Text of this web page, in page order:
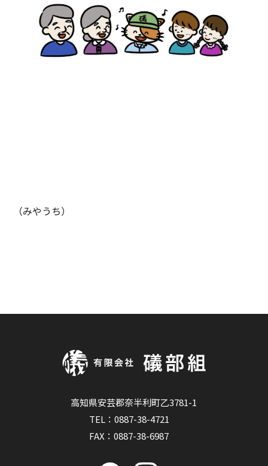
（みやうち）
高知県安芸郡奈半利町乙3781-1
TEL：0887-38-4721
FAX：0887-38-6987